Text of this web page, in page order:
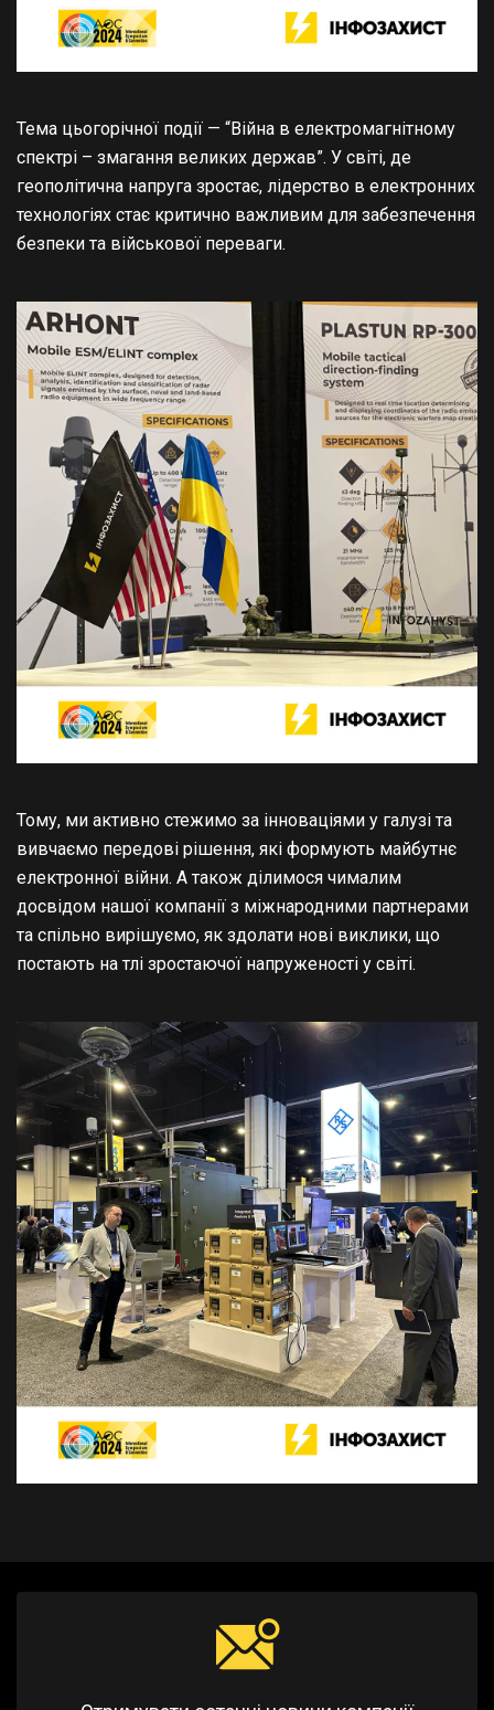
Тема цьогорічної події — “Війна в електромагнітному
спектрі – змагання великих держав”. У світі, де
геополітична напруга зростає, лідерство в електронних
технологіях стає критично важливим для забезпечення
безпеки та військової переваги.
Тому, ми активно стежимо за інноваціями у галузі та
вивчаємо передові рішення, які формують майбутнє
електронної війни. А також ділимося чималим
досвідом нашої компанії з міжнародними партнерами
та спільно вирішуємо, як здолати нові виклики, що
постають на тлі зростаючої напруженості у світі.